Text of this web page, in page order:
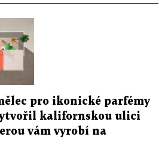
pro ikonické parfémy
kalifornskou ulici
vám vyrobí na